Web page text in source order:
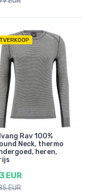
Rav 100%
Neck, thermo
heren,
EUR
EUR